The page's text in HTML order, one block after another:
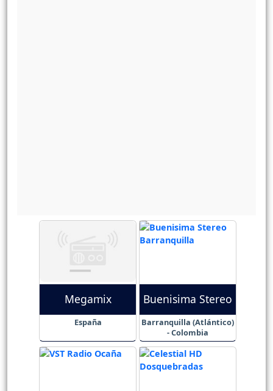
Megamix
España
Buenisima Stereo
Barranquilla (Atlántico)
- Colombia